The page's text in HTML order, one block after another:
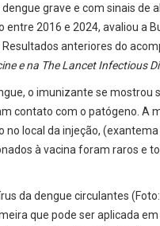
grave e com sinais de
2016 e 2024, avaliou a
anteriores do
e na The Lancet Infectious
o imunizante se mostrou
contato com o patógeno. A
local da injeção,
à vacina foram raros e
da dengue circulantes
que pode ser aplicada